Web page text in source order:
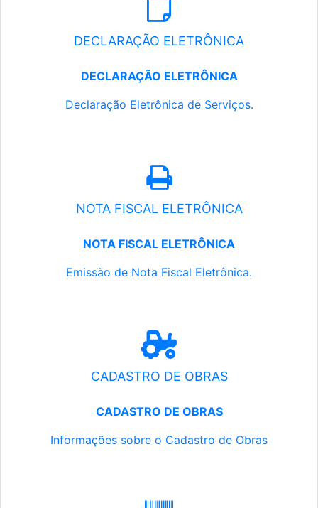
DECLARAÇÃO ELETRÔNICA
DECLARAÇÃO ELETRÔNICA
Declaração Eletrônica de Serviços.
NOTA FISCAL ELETRÔNICA
NOTA FISCAL ELETRÔNICA
Emissão de Nota Fiscal Eletrônica.
CADASTRO DE OBRAS
CADASTRO DE OBRAS
Informações sobre o Cadastro de Obras